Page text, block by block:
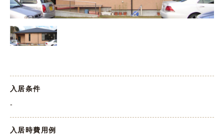
入居条件
-
入居時費用例